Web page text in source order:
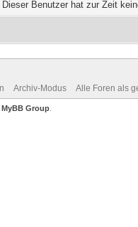
Dieser Benutzer hat zur Zeit
Archiv-Modus Alle Foren als
MyBB Group.